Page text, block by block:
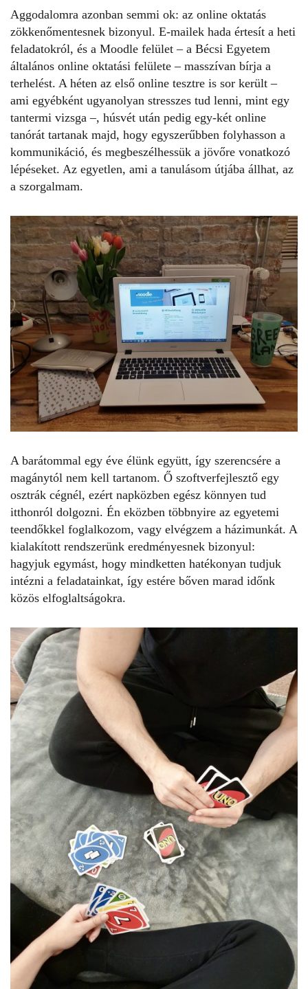
Aggodalomra azonban semmi ok: az online oktatás
zökkenőmentesnek bizonyul. E-mailek hada értesít a heti
feladatokról, és a Moodle felület – a Bécsi Egyetem
általános online oktatási felülete – masszívan bírja a
terhelést. A héten az első online tesztre is sor került –
ami egyébként ugyanolyan stresszes tud lenni, mint egy
tantermi vizsga –, húsvét után pedig egy-két online
tanórát tartanak majd, hogy egyszerűbben folyhasson a
kommunikáció, és megbeszélhessük a jövőre vonatkozó
lépéseket. Az egyetlen, ami a tanulásom útjába állhat, az
a szorgalmam.
A barátommal egy éve élünk együtt, így szerencsére a
magánytól nem kell tartanom. Ő szoftverfejlesztő egy
osztrák cégnél, ezért napközben egész könnyen tud
itthonról dolgozni. Én eközben többnyire az egyetemi
teendőkkel foglalkozom, vagy elvégzem a házimunkát. A
kialakított rendszerünk eredményesnek bizonyul:
hagyjuk egymást, hogy mindketten hatékonyan tudjuk
intézni a feladatainkat, így estére bőven marad időnk
közös elfoglaltságokra.